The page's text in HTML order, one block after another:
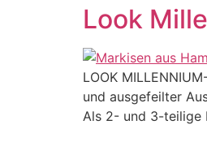
Look
LOOK
und ausgefeilter
Als 2- und 3-teilige